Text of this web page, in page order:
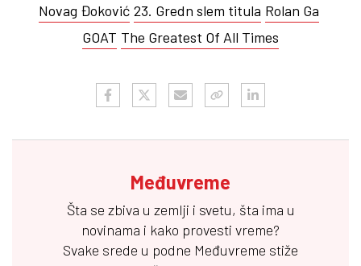
Novag Đoković 23. Gredn slem titula Rolan Ga
GOAT The Greatest Of All Times
Međuvreme
Šta se zbiva u zemlji i svetu, šta ima u
novinama i kako provesti vreme?
Svake srede u podne Međuvreme stiže